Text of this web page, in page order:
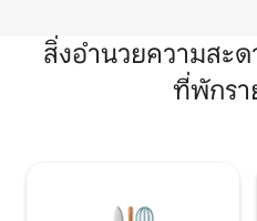
สิ่งอำนวยความสะ
ที่พักรา